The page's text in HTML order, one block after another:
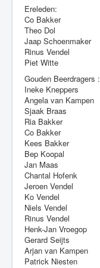
Ereleden:
Co Bakker
Theo Dol
Jaap Schoenmaker
Rinus Vendel
Piet Witte
Gouden Beerdragers :
Ineke Kneppers
Angela van Kampen
Sjaak Braas
Ria Bakker
Co Bakker
Kees Bakker
Bep Koopal
Jan Maas
Chantal Hofenk
Jeroen Vendel
Ko Vendel
Niels Vendel
Rinus Vendel
Henk-Jan Vroegop
Gerard Seijts
Arjan van Kampen
Patrick Niesten